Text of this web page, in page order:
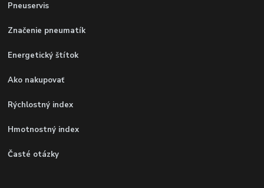
Pneuservis
Značenie pneumatík
Energetický štítok
Ako nakupovať
Rýchlostný index
Hmotnostný index
Časté otázky